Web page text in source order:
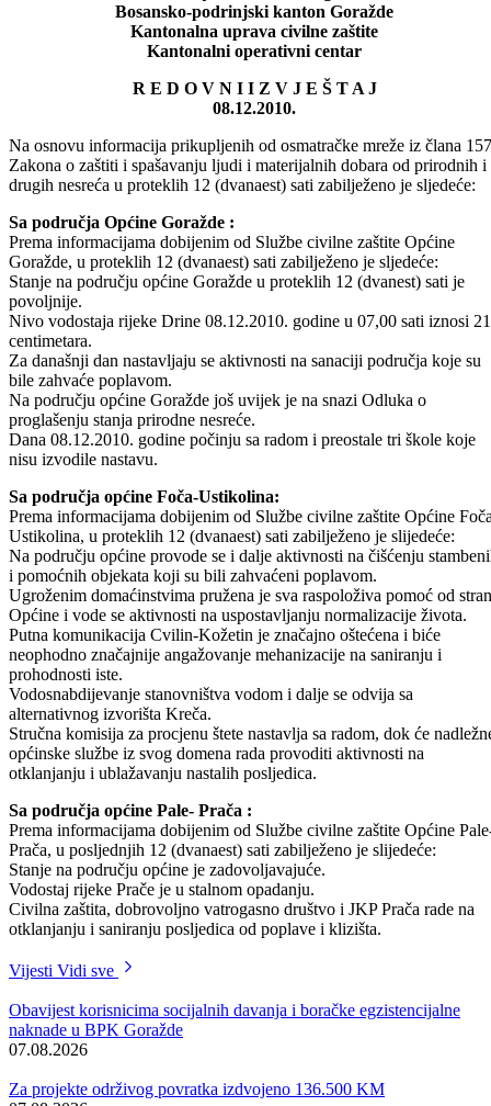
Odštampaj stranicu
Bosna i Hercegovina
Federacija Bosne i Hercegovine
Kantonalna uprava civilne zaštite
Kantonalni operativni centar
R E D O V N I I Z V J E Š T A J
08.12.2010.
Zakona o zaštiti i spašavanju ljudi i materijalnih dobara od prirodnih i
drugih nesreća u proteklih 12 (dvanaest) sati zabilježeno je sljedeće:
Sa područja Općine Goražde :
Prema informacijama dobijenim od Službe civilne zaštite Općine
Goražde, u proteklih 12 (dvanaest) sati zabilježeno je sljedeće:
Stanje na području općine Goražde u proteklih 12 (dvanest) sati je
povoljnije.
Nivo vodostaja rijeke Drine 08.12.2010. godine u 07,00 sati iznosi
centimetara.
Za današnji dan nastavljaju se aktivnosti na sanaciji područja koje su
bile zahvaće poplavom.
Na području općine Goražde još uvijek je na snazi Odluka o
Dana 08.12.2010. godine počinju sa radom i preostale tri škole koje
nisu izvodile nastavu.
Sa područja općine Foča-Ustikolina:
Prema informacijama dobijenim od Službe civilne zaštite Općine
Ustikolina, u proteklih 12 (dvanaest) sati zabilježeno je slijedeće:
Na području općine provode se i dalje aktivnosti na čišćenju
i pomoćnih objekata koji su bili zahvaćeni poplavom.
Ugroženim domaćinstvima pružena je sva raspoloživa pomoć od
Općine i vode se aktivnosti na uspostavljanju normalizacije života.
Putna komunikacija Cvilin-Kožetin je značajno oštećena i biće
neophodno značajnije angažovanje mehanizacije na saniranju i
prohodnosti iste.
Vodosnabdijevanje stanovništva vodom i dalje se odvija sa
alternativnog izvorišta Kreča.
općinske službe iz svog domena rada provoditi aktivnosti na
otklanjanju i ublažavanju nastalih posljedica.
Sa područja općine Pale- Prača :
Prema informacijama dobijenim od Službe civilne zaštite Općine
Prača, u posljednjih 12 (dvanaest) sati zabilježeno je slijedeće:
Stanje na području općine je zadovoljavajuće.
Civilna zaštita, dobrovoljno vatrogasno društvo i JKP Prača rade na
VijestiVidi sve